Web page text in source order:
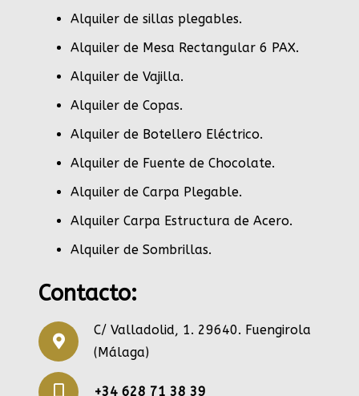
Alquiler de sillas plegables.
Alquiler de Mesa Rectangular 6 PAX.
Alquiler de Vajilla.
Alquiler de Copas.
Alquiler de Botellero Eléctrico.
Alquiler de Fuente de Chocolate.
Alquiler de Carpa Plegable.
Alquiler Carpa Estructura de Acero.
Alquiler de Sombrillas.
Contacto:
C/ Valladolid, 1. 29640. Fuengirola
(Málaga)
+34 628 71 38 39